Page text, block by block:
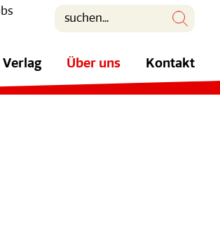
Verlag Über uns Kontakt